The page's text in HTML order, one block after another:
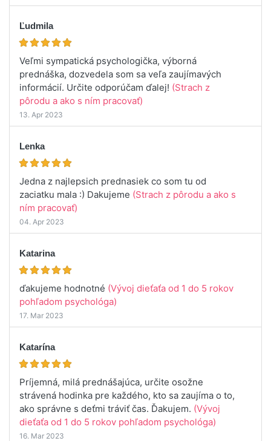
Ľudmila
Veľmi sympatická psychologička, výborná
prednáška, dozvedela som sa veľa zaujímavých
informácií. Určite odporúčam ďalej! (Strach z
pôrodu a ako s ním pracovať)
13. Apr 2023
Lenka
Jedna z najlepsich prednasiek co som tu od
zaciatku mala :) Dakujeme (Strach z pôrodu a ako s
ním pracovať)
04. Apr 2023
Katarina
ďakujeme hodnotné (Vývoj dieťaťa od 1 do 5 rokov
pohľadom psychológa)
17. Mar 2023
Katarína
Príjemná, milá prednášajúca, určite osožne
strávená hodinka pre každého, kto sa zaujíma o to,
ako správne s deťmi tráviť čas. Ďakujem. (Vývoj
dieťaťa od 1 do 5 rokov pohľadom psychológa)
16. Mar 2023